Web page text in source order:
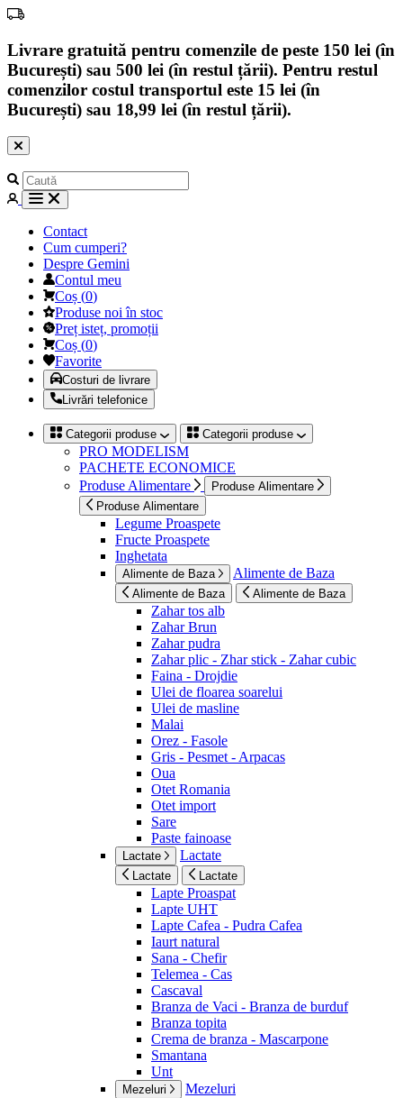
Livrare gratuită pentru comenzile de peste 150 lei (în
București) sau 500 lei (în restul țării). Pentru restul
comenzilor costul transportul este 15 lei (în
București) sau 18,99 lei (în restul țării).
Contact
Cum cumperi?
Despre Gemini
Contul meu
Coș (0)
Produse noi în stoc
Preț isteț, promoții
Coș (0)
Favorite
Costuri de livrare
Livrări telefonice
Categorii produse Categorii produse
PRO MODELISM
PACHETE ECONOMICE
Produse Alimentare
Produse Alimentare
Produse Alimentare
Legume Proaspete
Fructe Proaspete
Inghetata
Alimente de Baza Alimente de Baza
Alimente de Baza Alimente de Baza
Zahar tos alb
Zahar Brun
Zahar pudra
Zahar plic - Zhar stick - Zahar cubic
Faina - Drojdie
Ulei de floarea soarelui
Ulei de masline
Malai
Orez - Fasole
Gris - Pesmet - Arpacas
Oua
Otet Romania
Otet import
Sare
Paste fainoase
Lactate Lactate
Lactate Lactate
Lapte Proaspat
Lapte UHT
Lapte Cafea - Pudra Cafea
Iaurt natural
Sana - Chefir
Telemea - Cas
Cascaval
Branza de Vaci - Branza de burduf
Branza topita
Crema de branza - Mascarpone
Smantana
Unt
Mezeluri Mezeluri